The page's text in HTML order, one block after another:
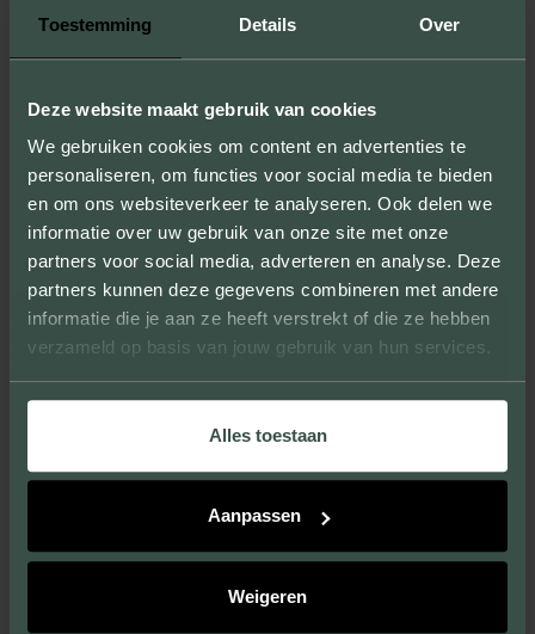
Toestemming Details Over
Deze website maakt gebruik van cookies
We gebruiken cookies om content en advertenties te
personaliseren, om functies voor social media te bieden
en om ons websiteverkeer te analyseren. Ook delen we
informatie over uw gebruik van onze site met onze
partners voor social media, adverteren en analyse. Deze
partners kunnen deze gegevens combineren met andere
informatie die je aan ze heeft verstrekt of die ze hebben
verzameld op basis van jouw gebruik van hun services.
Alles toestaan
Aanpassen
Weigeren
PROJECTEN MET DEZE STEENSOORT
(2)
BEZOEK DIT PROJECT